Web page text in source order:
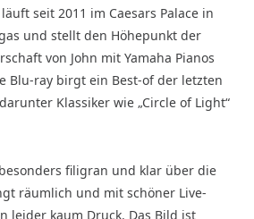
läuft seit 2011 im Caesars Palace in
und stellt den Höhepunkt der
von John mit Yamaha Pianos
Blu-ray birgt ein Best-of der letzten
Klassiker wie „Circle of Light“
filigran und klar über die
räumlich und mit schöner Live-
leider kaum Druck. Das Bild ist